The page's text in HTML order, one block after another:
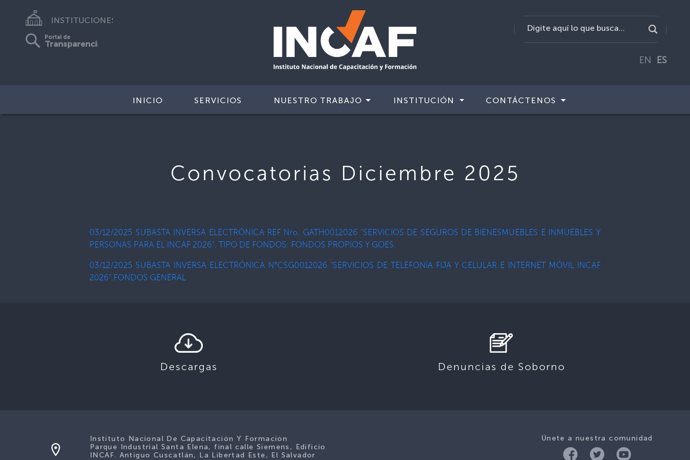
INSTITUCIONES
Portal de
Transparencia
EN ES
INICIO SERVICIOS NUESTRO TRABAJO INSTITUCIÓN CONTÁCTENOS
Convocatorias Diciembre 2025
03/12/2025 SUBASTA INVERSA ELECTRÓNICA REF Nro. GATH0012026 “SERVICIOS DE SEGUROS DE BIENESMUEBLES E INMUEBLES Y
PERSONAS PARA EL INCAF 2026”. TIPO DE FONDOS: FONDOS PROPIOS Y GOES.
03/12/2025 SUBASTA INVERSA ELECTRÓNICA N°CSG0012026 “SERVICIOS DE TELEFONÍA FIJA Y CELULAR E INTERNET MÓVIL INCAF
2026”.FONDOS GENERAL
Descargas Denuncias de Soborno
Únete a nuestra comunidad
Instituto Nacional De Capacitación Y Formación
Parque Industrial Santa Elena, final calle Siemens, Edificio
INCAF. Antiguo Cuscatlán, La Libertad Este, El Salvador